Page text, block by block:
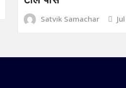
Satvik Samachar